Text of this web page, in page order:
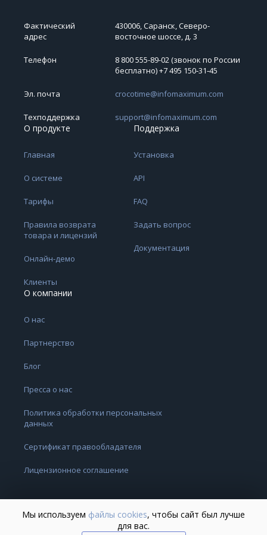
Фактический
адрес
430006, Саранск, Северо-
восточное шоссе, д. 3
Телефон
8 800 555-89-02 (звонок по России
бесплатно) +7 495 150‑31‑45
Эл. почта crocotime@infomaximum.com
Техподдержка support@infomaximum.com
О продукте
Главная
О системе
Тарифы
Правила возврата
товара и лицензий
Онлайн-демо
Клиенты
Поддержка
Установка
API
FAQ
Задать вопрос
Документация
О компании
О нас
Партнерство
Блог
Пресса о нас
Политика обработки персональных
данных
Сертификат правообладателя
Лицензионное соглашение
Мы используем файлы cookies, чтобы сайт был лучше
для вас.